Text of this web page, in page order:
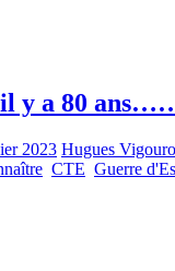
y a 80
2023 Hugues
CTE Guerre